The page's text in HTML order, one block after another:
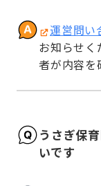
運営問い
お知らせく
者が内容を
うさぎ保
いです